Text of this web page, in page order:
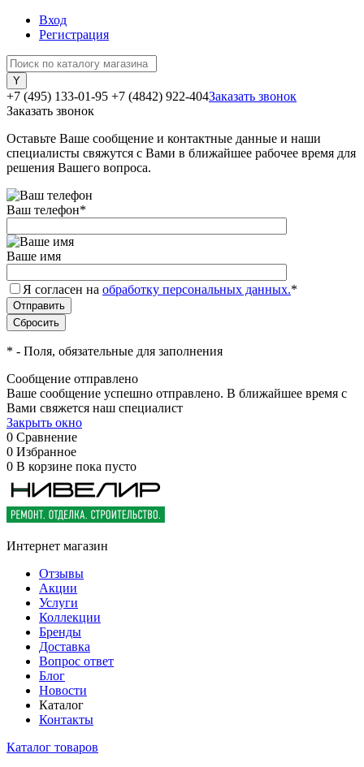
Вход
Регистрация
+7 (495) 133-01-95 +7 (4842) 922-404Заказать звонок
Заказать звонок
Оставьте Ваше сообщение и контактные данные и наши
специалисты свяжутся с Вами в ближайшее рабочее время для
решения Вашего вопроса.
Ваш телефон*
Ваше имя
Я согласен на обработку персональных данных.*
* - Поля, обязательные для заполнения
Сообщение отправлено
Ваше сообщение успешно отправлено. В ближайшее время с
Вами свяжется наш специалист
Закрыть окно
0 Сравнение
0 Избранное
0 В корзине пока пусто
Интернет магазин
Отзывы
Акции
Услуги
Коллекции
Бренды
Доставка
Вопрос ответ
Блог
Новости
Каталог
Контакты
Каталог товаров